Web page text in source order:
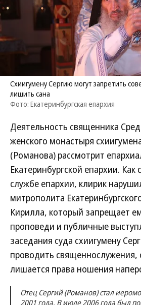
Схиигумену Сергию могут запретить
лишить сана
Фото: Екатеринбургская епархия
Деятельность священника
женского монастыря
(Романова) рассмотрит
Екатеринбургской епархии.
службе епархии, клирик
митрополита
Кирилла, который запрещает
проповеди и публичные
заседания суда схиигумену
проводить священнослужения,
лишается права ношения
Отец Сергий (Романов) стал
2001 года. В июле 2006 года был